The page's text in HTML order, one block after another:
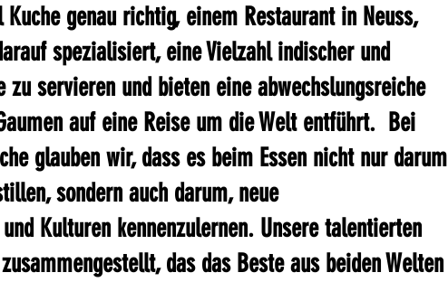
genau richtig, einem Restaurant in Neuss,
spezialisiert, eine Vielzahl indischer und
servieren und bieten eine abwechslungsreiche
auf eine Reise um die Welt entführt.  Bei
glauben wir, dass es beim Essen nicht nur darum
sondern auch darum, neue
Kulturen kennenzulernen. Unsere talentierten
das das Beste aus beiden Welten